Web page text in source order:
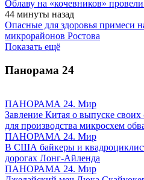
Облаву на «кочевников»
44 минуты назад
Опасные для здоровья примеси
микрорайонов Ростова
Показать ещё
Панорама 24
ПАНОРАМА 24. Мир
Завление Китая о выпуске
для производства микросхем
ПАНОРАМА 24. Мир
В США байкеры и
дорогах Лонг-Айленда
ПАНОРАМА 24. Мир